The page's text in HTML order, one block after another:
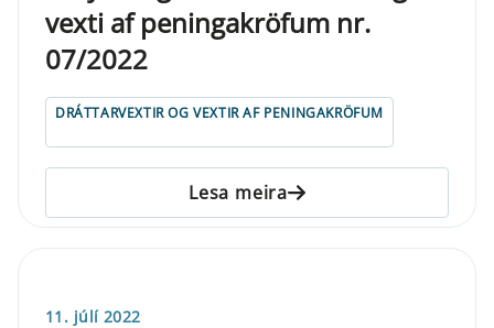
vexti af peningakröfum nr.
07/2022
DRÁTTARVEXTIR OG VEXTIR AF PENINGAKRÖFUM
Lesa meira
11. júlí 2022